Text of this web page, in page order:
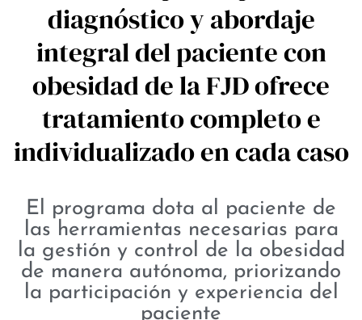
diagnóstico y abordaje
integral del paciente con
obesidad de la FJD ofrece
tratamiento completo e
individualizado en cada caso
El programa dota al paciente de
las herramientas necesarias para
la gestión y control de la obesidad
de manera autónoma, priorizando
la participación y experiencia del
paciente